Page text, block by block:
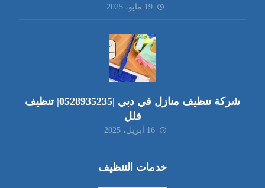
19 مايو، 2025
شركة تنظيف منازل في دبي |0528935235| تنظيف
فلل
16 أبريل، 2025
خدمات التنظيف